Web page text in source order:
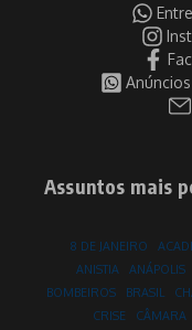
Assuntos mais
8 DE JANEIRO
ANISTIA
ANÁPOLIS
BOMBEIROS
BRASIL
CRISE
CÂMARA